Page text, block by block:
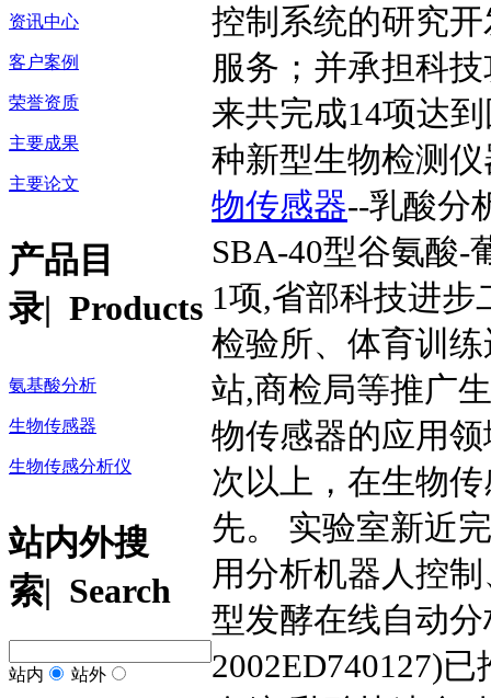
资讯中心
客户案例
荣誉资质
主要成果
主要论文
产品目
录| Products
氨基酸分析
生物传感器
生物传感分析仪
站内外搜
索| Search
站内 站外
控制系统的研究
服务；并承担科
来共完成14项达
种新型生物检测
物传感器--乳酸分
SBA-40型谷氨酸-
1项,省部科技进
检验所、体育训
站,商检局等推广
物传感器的应用
次以上，在生物
先。 实验室新近
用分析机器人控
型发酵在线自动
2002ED740127)